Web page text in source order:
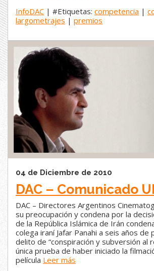
InfoDAC | #Etiquetas: competencia |
largometrajes | premios
04 de Diciembre de 2010
DAC – Comunicado
DAC – Directores Argentinos
su preocupación y condena por la
de la República Islámica de Irán
colega iraní Jafar Panahi a seis años de
delito de “conspiración y subversión al
única prueba de haber iniciado la
película Leer más